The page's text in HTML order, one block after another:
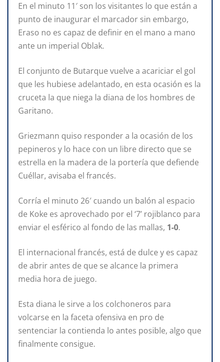
En el minuto 11′ son los visitantes lo que están a
punto de inaugurar el marcador sin embargo,
Eraso no es capaz de definir en el mano a mano
ante un imperial Oblak.
El conjunto de Butarque vuelve a acariciar el gol
que les hubiese adelantado, en esta ocasión es la
cruceta la que niega la diana de los hombres de
Garitano.
Griezmann quiso responder a la ocasión de los
pepineros y lo hace con un libre directo que se
estrella en la madera de la portería que defiende
Cuéllar, avisaba el francés.
Corría el minuto 26′ cuando un balón al espacio
de Koke es aprovechado por el ‘7’ rojiblanco para
enviar el esférico al fondo de las mallas, 1-0.
El internacional francés, está de dulce y es capaz
de abrir antes de que se alcance la primera
media hora de juego.
Esta diana le sirve a los colchoneros para
volcarse en la faceta ofensiva en pro de
sentenciar la contienda lo antes posible, algo que
finalmente consigue.